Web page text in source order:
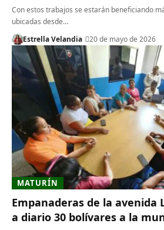
Con estos trabajos se estarán beneficiando
ubicadas desde…
Estrella Velandia
20 de mayo de 2026
MATURÍN
Empanaderas de la avenida
a diario 30 bolívares a la